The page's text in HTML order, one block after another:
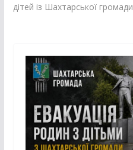
дітей із Шахтарської громади